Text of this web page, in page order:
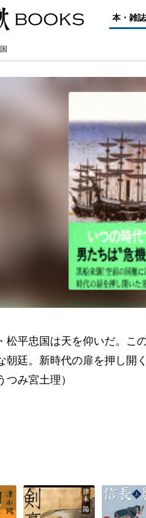
本・雑誌
松平忠国は天を仰いだ。こ
朝廷。新時代の扉を押し開
つみ宮土理）